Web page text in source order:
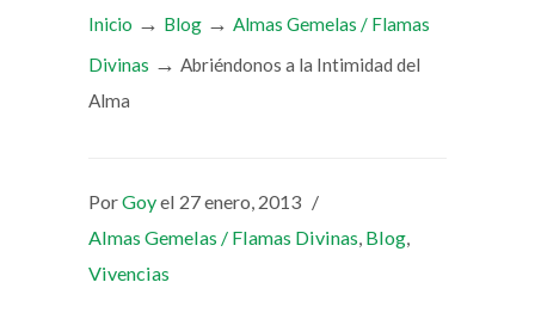
Inicio → Blog → Almas Gemelas / Flamas
Divinas → Abriéndonos a la Intimidad del
Alma
PorGoyel 27 enero, 2013 /
Almas Gemelas / Flamas Divinas, Blog,
Vivencias